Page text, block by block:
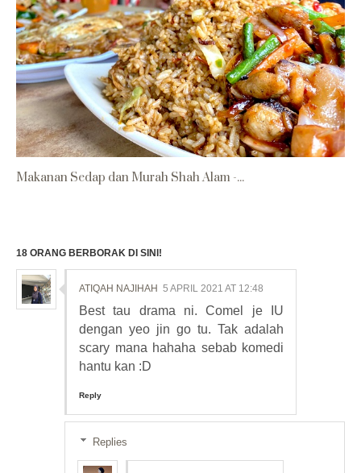
Makanan Sedap dan Murah Shah Alam -...
18 ORANG BERBORAK DI SINI!
ATIQAH NAJIHAH 5 APRIL 2021 AT 12:48
Best tau drama ni. Comel je IU
dengan yeo jin go tu. Tak adalah
scary mana hahaha sebab komedi
hantu kan :D
Reply
Replies